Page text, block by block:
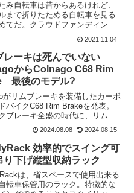
み自転車は昔からあるけれど、
まで折りたためる自転車を見る
てだ。クラウドファンディング
に登場したTuck Bikeは、3
りたたむことが出来る。最小サ
る場合には、ホイールだって折
2021.11.04
レーキは死んでいない
からColnago C68 Rim
最後のモデル?
がリムブレーキを装備したカーボ
バイクC68 Rim Brakeを発表。
ブレーキ全盛の時代に、リムブ
デルを出してくるとは、なんて
とだ。C68 Rim BrakeはC68
じデザインとジ...
2024.08.08 2024.08.15
的でスイング可
り下げ縦型収納ラック
は、省スペースで使用出来る
転車保管用のラック。特徴的な